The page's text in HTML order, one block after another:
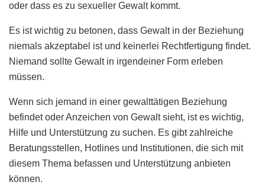
oder dass es zu sexueller Gewalt kommt.
Es ist wichtig zu betonen, dass Gewalt in der Beziehung
niemals akzeptabel ist und keinerlei Rechtfertigung findet.
Niemand sollte Gewalt in irgendeiner Form erleben
müssen.
Wenn sich jemand in einer gewalttätigen Beziehung
befindet oder Anzeichen von Gewalt sieht, ist es wichtig,
Hilfe und Unterstützung zu suchen. Es gibt zahlreiche
Beratungsstellen, Hotlines und Institutionen, die sich mit
diesem Thema befassen und Unterstützung anbieten
können.